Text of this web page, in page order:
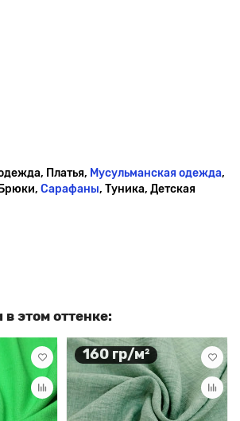
Платья, Мусульманская одежда,
Сарафаны, Туника, Детская
этом оттенке:
160 гр/м²